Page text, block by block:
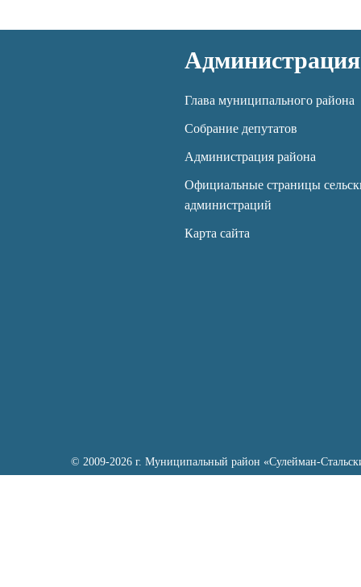
Администрация
Глава муниципального района
Собрание депутатов
Администрация района
Официальные страницы
администраций
Карта сайта
© 2009-2026 г. Муниципальный район «Сулейман-